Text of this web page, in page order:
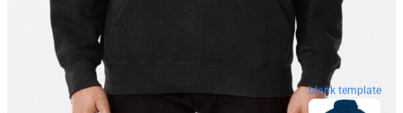
blank template